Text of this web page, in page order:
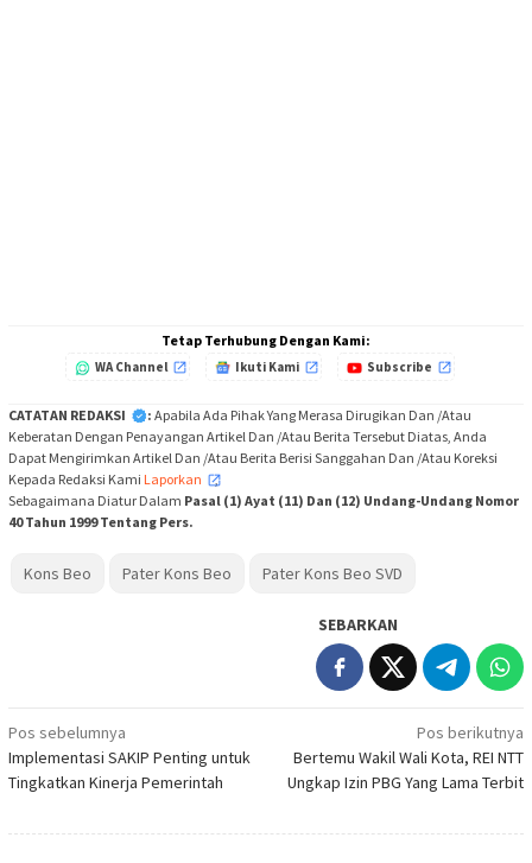
Tetap Terhubung Dengan Kami:
WA Channel Ikuti Kami Subscribe
CATATAN REDAKSI : Apabila Ada Pihak Yang Merasa Dirugikan Dan /Atau
Keberatan Dengan Penayangan Artikel Dan /Atau Berita Tersebut Diatas, Anda
Dapat Mengirimkan Artikel Dan /Atau Berita Berisi Sanggahan Dan /Atau Koreksi
Kepada Redaksi Kami Laporkan
,
Sebagaimana Diatur Dalam Pasal (1) Ayat (11) Dan (12) Undang-Undang Nomor
40 Tahun 1999 Tentang Pers.
Kons Beo Pater Kons Beo Pater Kons Beo SVD
SEBARKAN
Navigasi
pos
Pos sebelumnya
Implementasi SAKIP Penting untuk
Tingkatkan Kinerja Pemerintah
Pos berikutnya
Bertemu Wakil Wali Kota, REI NTT
Ungkap Izin PBG Yang Lama Terbit